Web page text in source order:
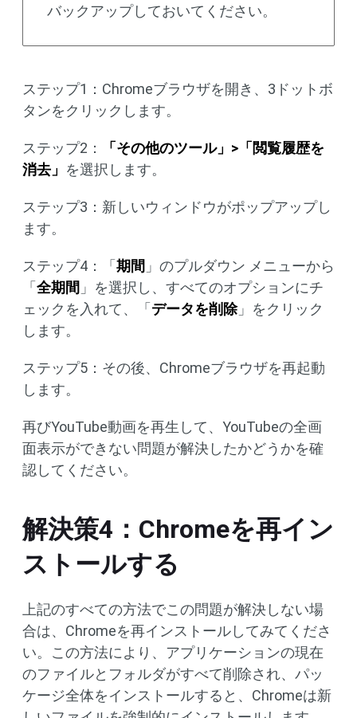
バックアップしておいてください。
ステップ1：Chromeブラウザを開き、3ドットボ
タンをクリックします。
ステップ2：
「その他のツール」>「閲覧履歴を
消去」 を選択します。
ステップ3：新しいウィンドウがポップアップし
ます。
ステップ4：「 期間 」のプルダウン メニューから
「 全期間 」を選択し、すべてのオプションにチ
ェックを入れて、「 データを削除」をクリック
します。
ステップ5：その後、Chromeブラウザを再起動
します。
再びYouTube動画を再生して、YouTubeの全画
面表示ができない問題が解決したかどうかを確
認してください。
解決策4：Chromeを再イン
ストールする
上記のすべての方法でこの問題が解決しない場
合は、Chromeを再インストールしてみてくださ
い。この方法により、アプリケーションの現在
のファイルとフォルダがすべて削除され、パッ
ケージ全体をインストールすると、Chromeは新